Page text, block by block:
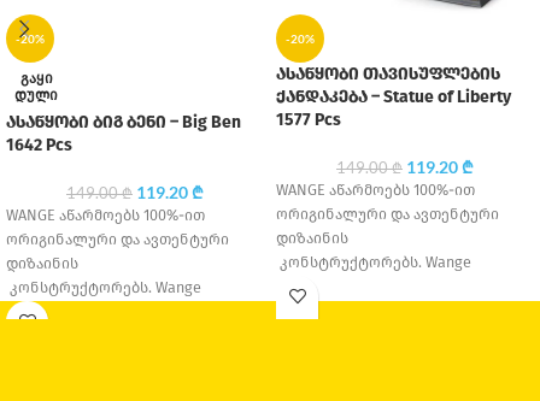
-20%
ᲒᲐᲧᲘ
ᲓᲣᲚᲘ
ასაწყობი ბიგ ბენი – Big Ben
1642 Pcs
149.00₾ 119.20₾
WANGE აწარმოებს 100%-ით
ორიგინალური და ავთენტური
დიზაინის
კონსტრუქტორებს. Wange
Education დაარსდა 1995 წელს,
-20%
ასაწყობი თავისუფლების
ქანდაკება – Statue of Liberty
1577 Pcs
149.00₾ 119.20₾
WANGE აწარმოებს 100%-ით
ორიგინალური და ავთენტური
დიზაინის
კონსტრუქტორებს. Wange
Education დაარსდა 1995 წელს,